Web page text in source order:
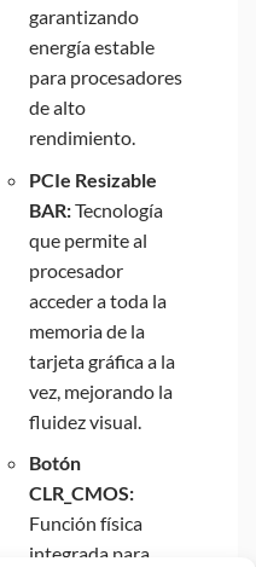
garantizando
energía estable
para procesadores
de alto
rendimiento.
PCIe Resizable
BAR:Tecnología
que permite al
procesador
acceder a toda la
memoria de la
tarjeta gráfica a la
vez, mejorando la
fluidez visual.
Botón
CLR_CMOS:
Función física
integrada para